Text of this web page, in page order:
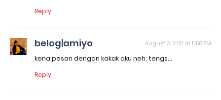
Reply
belog|amiyo August 3, 2011 at 11:58 PM
kena pesan dengan kakak aku neh. tengs...
Reply